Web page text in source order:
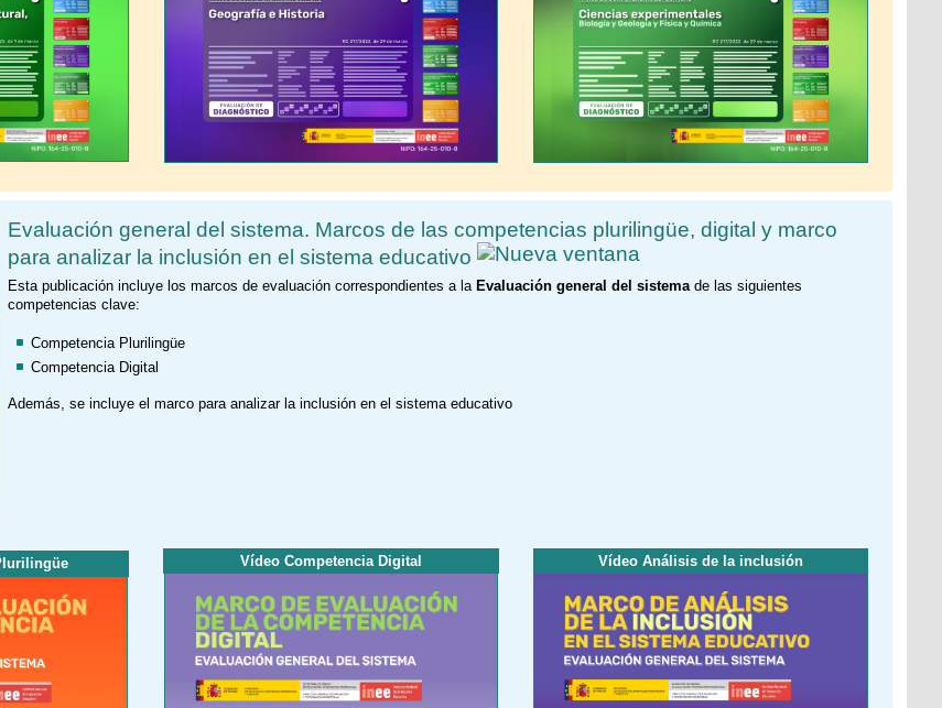
Evaluación general del sistema. Marcos de las competencias plurilingüe, digital y marco
para analizar la inclusión en el sistema educativo
Esta publicación incluye los marcos de evaluación correspondientes a la Evaluación general del sistemade las siguientes
competencias clave:
Competencia Plurilingüe
Competencia Digital
Además, se incluye el marco para analizar la inclusión en el sistema educativo
Vídeo Competencia Digital Vídeo Análisis de la inclusión